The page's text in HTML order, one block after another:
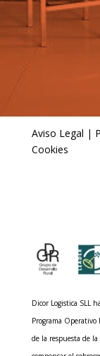
Aviso Legal |
Cookies
Dicor Logistica SLL
Programa
de la respuesta de